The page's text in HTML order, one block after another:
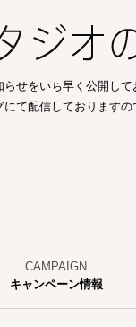
せをいち早く公開して
て配信しておりますの
キャンペーン情報